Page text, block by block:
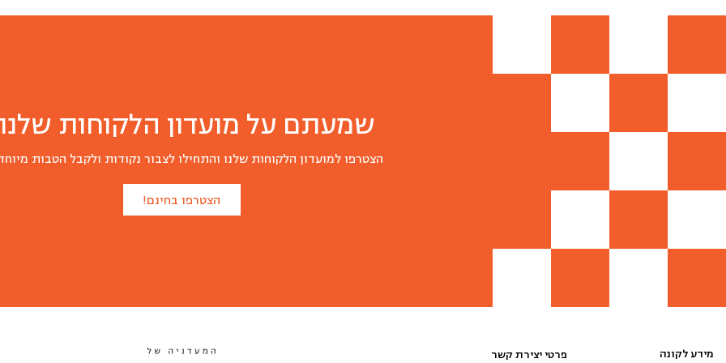
יח)
שמעתם על מועדון הלקוחות
הצטרפו למועדון הלקוחות שלנו והתחילו לצבור נקודות ולקבל הטבות
הצטרפו בחינם!
מידע לקונה פרטי יצירת קשר